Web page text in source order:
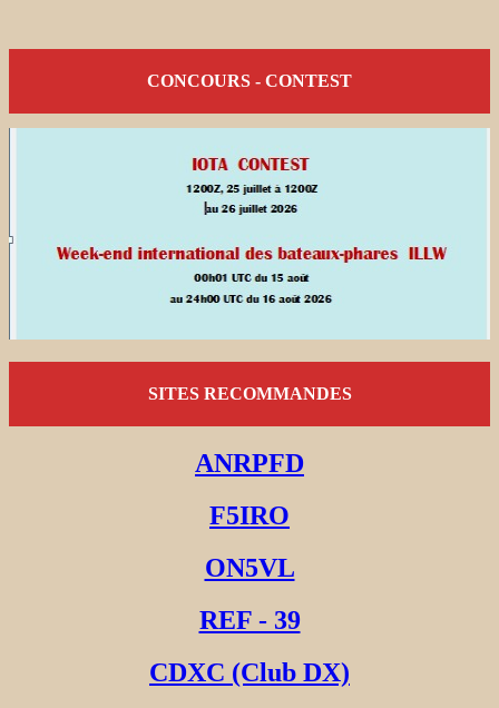
CONCOURS - CONTEST
SITES RECOMMANDES
ANRPFD
F5IRO
ON5VL
REF - 39
CDXC (Club DX)